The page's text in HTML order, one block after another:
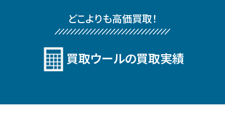
どこよりも⾼価買取！
買取ウールの買取実績